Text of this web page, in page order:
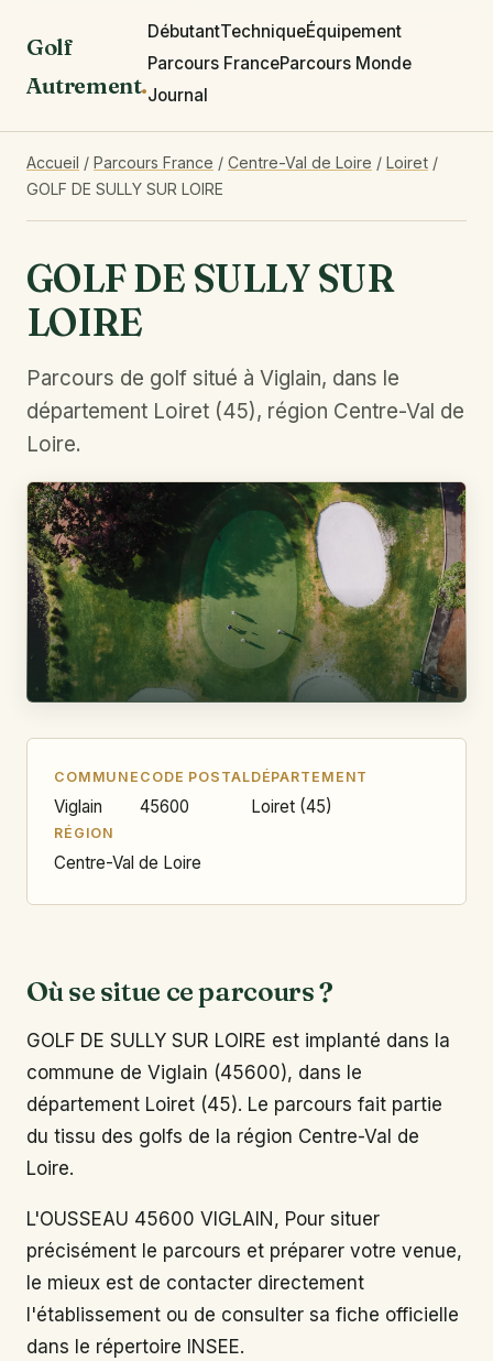
Golf
Autrement.
DébutantTechniqueÉquipement
Parcours FranceParcours Monde
Journal
Accueil / Parcours France / Centre-Val de Loire / Loiret /
GOLF DE SULLY SUR LOIRE
GOLF DE SULLY SUR
LOIRE
Parcours de golf situé à Viglain, dans le
département Loiret (45), région Centre-Val de
Loire.
COMMUNE
Viglain
CODE POSTAL
45600
DÉPARTEMENT
Loiret (45)
RÉGION
Centre-Val de Loire
Où se situe ce parcours ?
GOLF DE SULLY SUR LOIRE est implanté dans la
commune de Viglain (45600), dans le
département Loiret (45). Le parcours fait partie
du tissu des golfs de la région Centre-Val de
Loire.
L'OUSSEAU 45600 VIGLAIN, Pour situer
précisément le parcours et préparer votre venue,
le mieux est de contacter directement
l'établissement ou de consulter sa fiche officielle
dans le répertoire INSEE.